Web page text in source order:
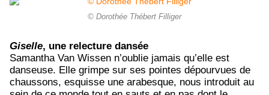
© Dorothée Thébert Filliger
Giselle, une relecture dansée
Samantha Van Wissen n’oublie jamais qu’elle est
danseuse. Elle grimpe sur ses pointes dépourvues de
chaussons, esquisse une arabesque, nous introduit au